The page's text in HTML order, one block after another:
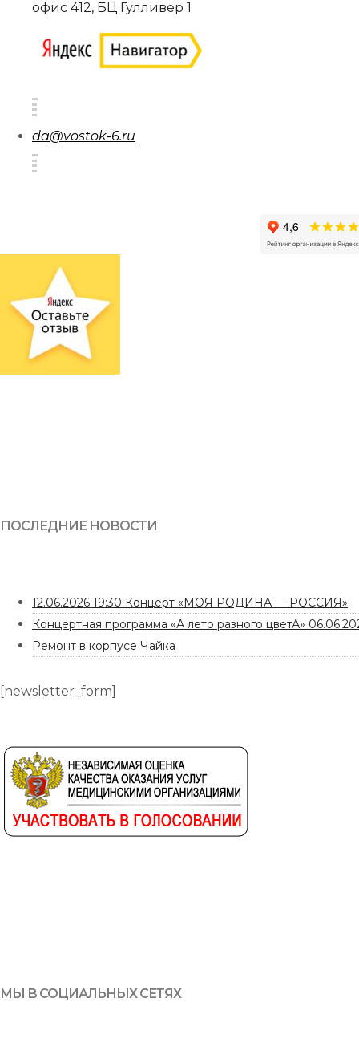
офис 412, БЦ Гулливер 1
da@vostok-6.ru
ПОСЛЕДНИЕ НОВОСТИ
12.06.2026 19:30 Концерт «МОЯ РОДИНА — РОССИЯ»
Концертная программа «А лето разного цветА»
Ремонт в корпусе Чайка
[newsletter_form]
МЫ В СОЦИАЛЬНЫХ СЕТЯХ